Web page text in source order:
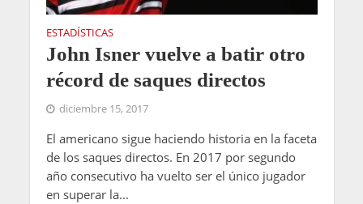
ESTADÍSTICAS
John Isner vuelve a batir otro
récord de saques directos
diciembre 15, 2017
El americano sigue haciendo historia en la faceta
de los saques directos. En 2017 por segundo
año consecutivo ha vuelto ser el único jugador
en superar la...